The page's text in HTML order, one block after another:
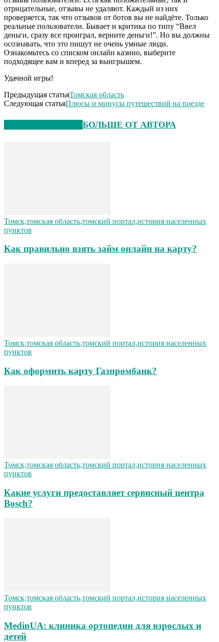
отрицательные, отзывы не удаляют. Каждый из них
проверяется, так что отзывов от ботов вы не найдёте. Только
реальные пользователи. Бывает и критика по типу “Ввел
деньги, сразу все проиграл, верните деньги!”. Но вы должны
осознавать, что это пишут не очень умные люди.
Ознакомьтесь со списком онлайн казино, выберите
подходящее вам и вперед за выигрышем.
Удачной игры!
Предыдущая статьяТомская область
Следующая статьяПлюсы и минусы путешествий на поезде
БОЛЬШЕ ОТ АВТОРА
Томск,томская область,томский портал,история населенных
пунктов
Как правильно взять займ онлайн на карту?
Томск,томская область,томский портал,история населенных
пунктов
Как оформить карту Газпромбанк?
Томск,томская область,томский портал,история населенных
пунктов
Какие услуги предоставляет сервисный центра
Bosch?
Томск,томская область,томский портал,история населенных
пунктов
MedinUA: клиника ортопедии для взрослых и
детей